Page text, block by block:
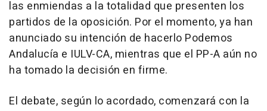
las enmiendas a la totalidad que presenten los
partidos de la oposición. Por el momento, ya han
anunciado su intención de hacerlo Podemos
Andalucía e IULV-CA, mientras que el PP-A aún no
ha tomado la decisión en firme.
El debate, según lo acordado, comenzará con la